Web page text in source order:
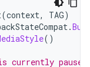
(context, TAG)
.
()
currently